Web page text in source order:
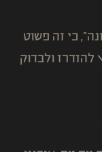
כי זה פשוט
להזדרז ולבדוק